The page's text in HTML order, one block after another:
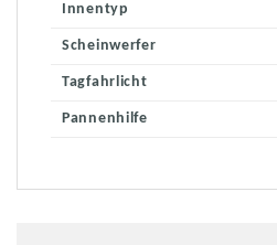
Innentyp
Scheinwerfer
Tagfahrlicht
Pannenhilfe